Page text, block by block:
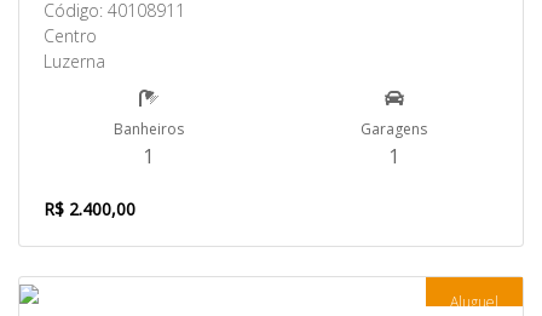
Código: 40108911
Centro
Luzerna
Banheiros
1
Garagens
1
R$ 2.400,00
Aluguel